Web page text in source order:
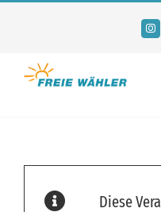
springen
Diese